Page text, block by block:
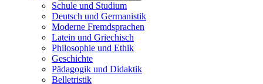
Schule und Studium
Deutsch und Germanistik
Moderne Fremdsprachen
Latein und Griechisch
Philosophie und Ethik
Geschichte
Pädagogik und Didaktik
Belletristik